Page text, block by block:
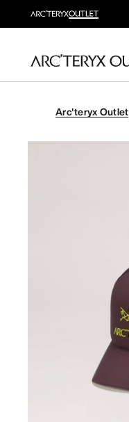
Arc'teryx Outlet